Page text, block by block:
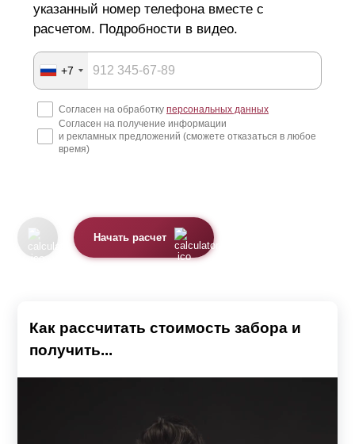
указанный номер телефона вместе с
расчетом. Подробности в видео.
+7
Согласен на обработку персональных данных
Согласен на получение информации
и рекламных предложений (сможете отказаться в любое
время)
Начать расчет
Как рассчитать стоимость забора и
получить...